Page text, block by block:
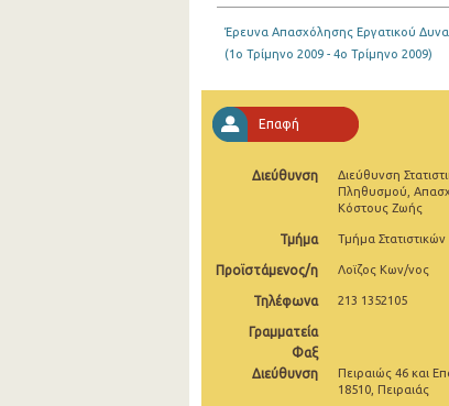
3o Τρίμηνο 2020
2o Τρίμηνο 2020
1o Τρίμηνο 2020
4o Τρίμηνο 2019
3o Τρίμηνο 2019
2o Τρίμηνο 2019
1o Τρίμηνο 2019
3o Τρίμηνο 2018
2o Τρίμηνο 2018
Έρευνα Απασχόλησης Εργατικού
(1o Τρίμηνο 2009 - 4o Τρίμηνο 2009)
Επαφή
Διεύθυνση
Διεύθυνση
Πληθυσμού,
Κόστους Ζωής
Τμήμα Τμήμα
Προϊστάμενος/η Λοϊζος Κων/νος
Τηλέφωνα 213 1352105
Γραμματεία
Φαξ
Διεύθυνση
Πειραιώς 46 και
18510, Πειραιάς